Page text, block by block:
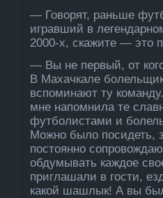
— Говорят, раньше
игравший в
2000-х, скажите — это
— Вы не первый, от
В Махачкале­
вспоминают ту
мне напомнила те
футболистами и
Можно было посидеть,
постоянно
обдумывать каждое
приглашали в гости,
какой шашлык! А вы